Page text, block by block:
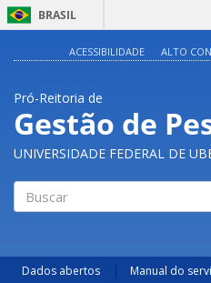
BRASIL
ACESSIBILIDADE ALTO
Pró-Reitoria de
Gestão de
UNIVERSIDADE FEDERAL DE
Dados abertos Manual do